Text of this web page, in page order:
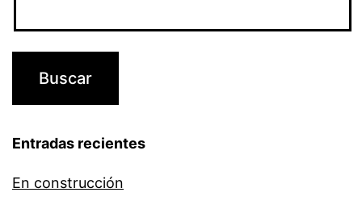
Entradas recientes
En construcción